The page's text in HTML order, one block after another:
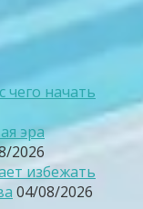
чего начать
эра
2026
избежать
04/08/2026